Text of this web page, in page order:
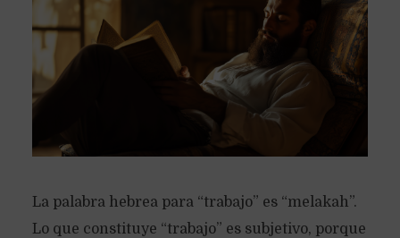
La palabra hebrea para “trabajo” es “melakah”.
Lo que constituye “trabajo” es subjetivo, porque